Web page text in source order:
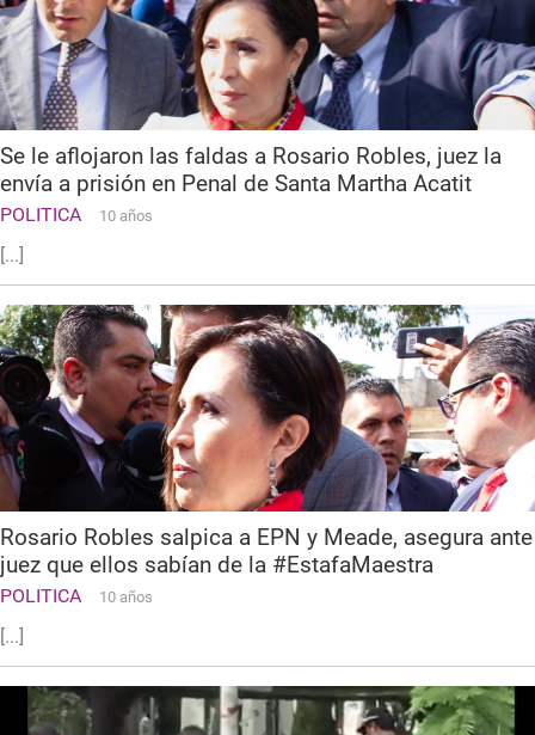
Se le aflojaron las faldas a Rosario Robles, juez la
envía a prisión en Penal de Santa Martha Acatit
POLITICA 10 años
[...]
Rosario Robles salpica a EPN y Meade, asegura ante
juez que ellos sabían de la #EstafaMaestra
POLITICA 10 años
[...]